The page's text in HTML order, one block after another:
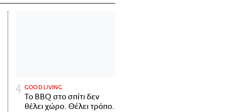
GOOD LIVING
Το BBQ στο σπίτι δεν
θέλει χώρο. Θέλει τρόπο.